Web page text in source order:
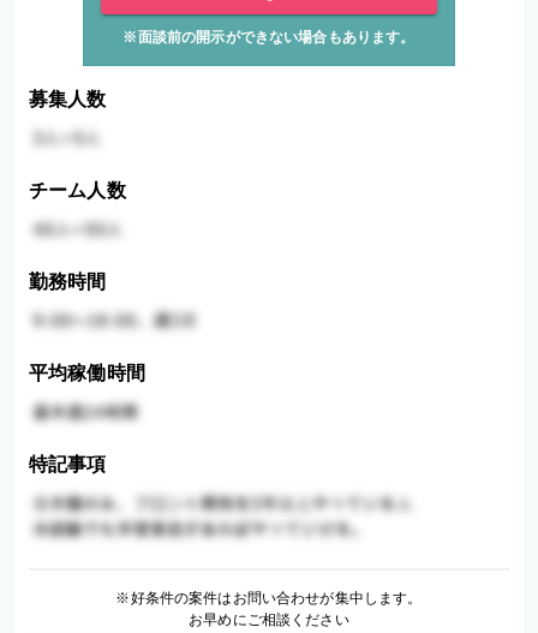
※面談前の開示ができない場合もあります。
募集人数
チーム人数
勤務時間
平均稼働時間
特記事項
※好条件の案件はお問い合わせが集中します。
お早めにご相談ください